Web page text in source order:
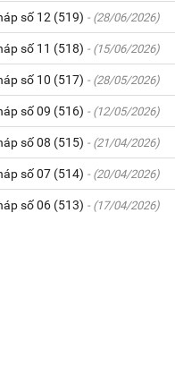
số 12 (519) - (28/06/2026)
số 11 (518) - (15/06/2026)
số 10 (517) - (28/05/2026)
số 09 (516) - (12/05/2026)
số 08 (515) - (21/04/2026)
số 07 (514) - (20/04/2026)
số 06 (513) - (17/04/2026)